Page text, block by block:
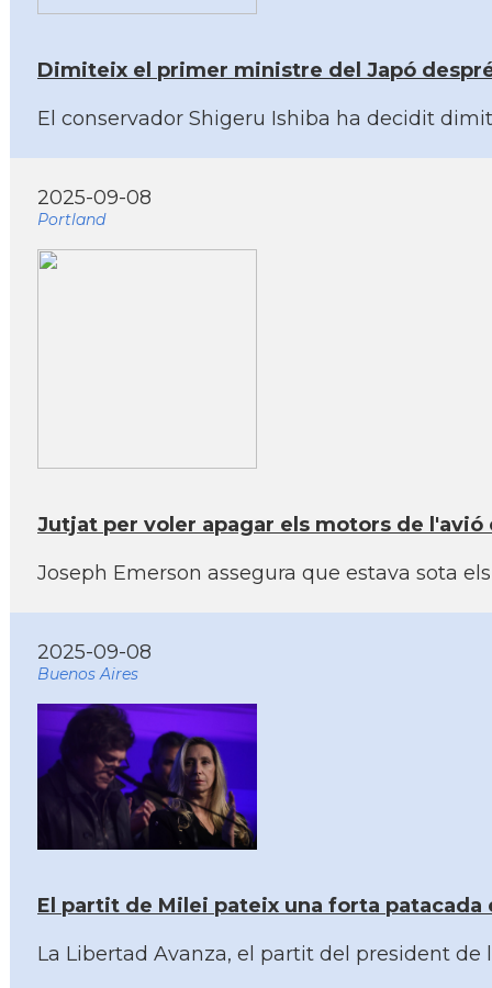
Dimiteix el primer ministre del Japó
El conservador Shigeru Ishiba ha decidit
2025-09-08
Portland
Jutjat per voler apagar els motors de l'avió
Joseph Emerson assegura que estava sota
2025-09-08
Buenos Aires
El partit de Milei pateix una forta
La Libertad Avanza, el partit del president